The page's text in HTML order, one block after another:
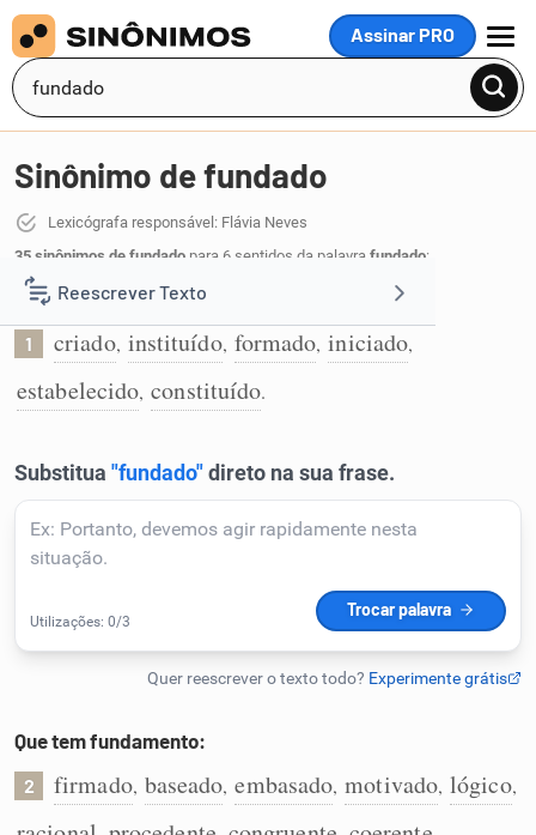
Assinar PRO
MENU
Reescrever Texto
Resumir Texto
Detector de IA
Humanizador de IA
Sinônimo de fundado
Lexicógrafa responsável: Flávia Neves
35 sinônimos de fundado para 6 sentidos da palavra fundado:
Que foi criado, instituído:
1 criado, instituído, formado, iniciado,
estabelecido, constituído.
Que tem fundamento:
2 firmado, baseado, embasado, motivado, lógico,